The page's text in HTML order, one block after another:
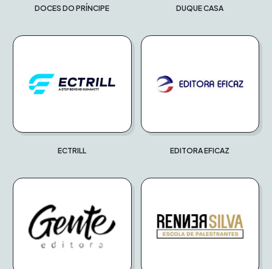
DOCES DO PRÍNCIPE DUQUE CASA
ECTRILL EDITORA EFICAZ